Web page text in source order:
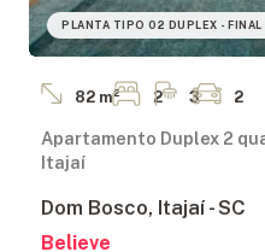
PLANTA TIPO 02 DUPLEX -
82 m² 2 3 2
Apartamento Duplex 2
Itajaí
Dom Bosco, Itajaí - SC
Believe